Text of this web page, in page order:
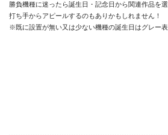
勝負機種に迷ったら誕生日・記念日から関連作品を
打ち手からアピールするのもありかもしれません！
※既に設置が無い又は少ない機種の誕生日はグレー表